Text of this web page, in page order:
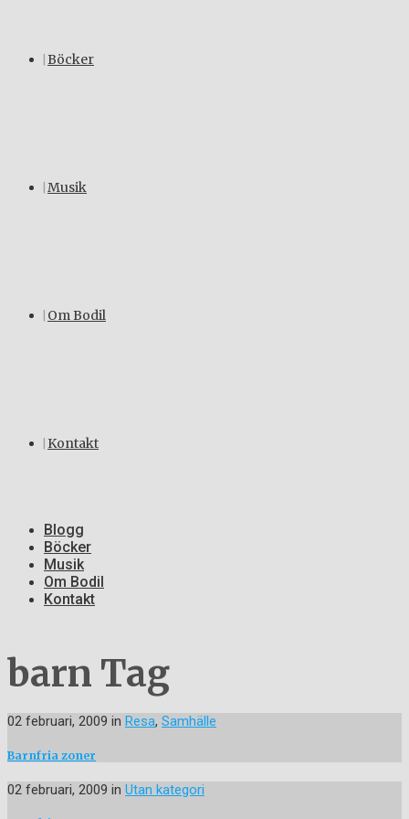
Böcker
Musik
Om Bodil
Kontakt
Blogg
Böcker
Musik
Om Bodil
Kontakt
barn Tag
02 februari, 2009 in Resa, Samhälle
Barnfria zoner
02 februari, 2009 in Utan kategori